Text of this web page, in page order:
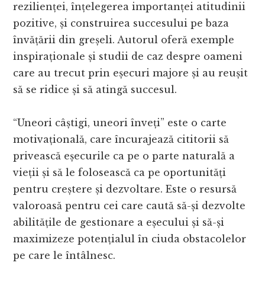
rezilienței, înțelegerea importanței atitudinii
pozitive, și construirea succesului pe baza
învățării din greșeli. Autorul oferă exemple
inspiraționale și studii de caz despre oameni
care au trecut prin eșecuri majore și au reușit
să se ridice și să atingă succesul.
“Uneori câștigi, uneori înveți” este o carte
motivațională, care încurajează cititorii să
privească eșecurile ca pe o parte naturală a
vieții și să le folosească ca pe oportunități
pentru creștere și dezvoltare. Este o resursă
valoroasă pentru cei care caută să-și dezvolte
abilitățile de gestionare a eșecului și să-și
maximizeze potențialul în ciuda obstacolelor
pe care le întâlnesc.